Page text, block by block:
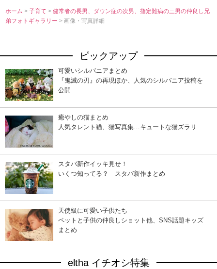
ホーム >子育て>健常者の長男、ダウン症の次男、指定難病の三男の仲良し兄
弟フォトギャラリー> 画像・写真詳細
ピックアップ
可愛いシルバニアまとめ
『鬼滅の刃』の再現ほか、人気のシルバニア投稿を
公開
癒やしの猫まとめ
人気タレント猫、猫写真集…キュートな猫ズラリ
スタバ新作イッキ見せ！
いくつ知ってる？ スタバ新作まとめ
天使級に可愛い子供たち
ペットと子供の仲良しショット他、SNS話題キッズ
まとめ
eltha イチオシ特集